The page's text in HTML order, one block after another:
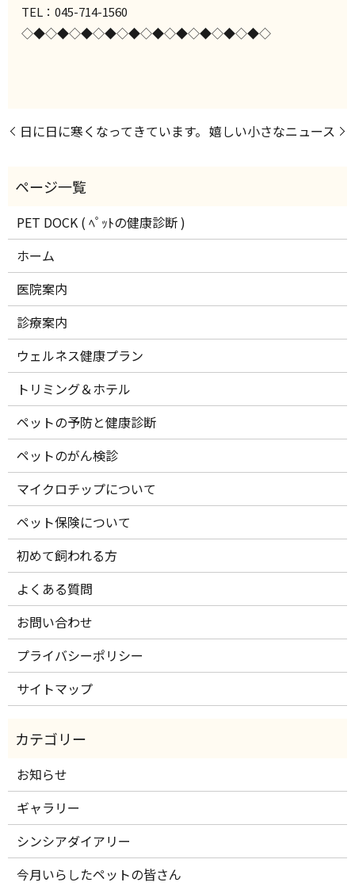
TEL：045-714-1560
◇◆◇◆◇◆◇◆◇◆◇◆◇◆◇◆◇◆◇◆◇
日に日に寒くなってきています。 嬉しい小さなニュース
PET DOCK ( ﾍﾟｯﾄの健康診断 )
ホーム
医院案内
診療案内
ウェルネス健康プラン
トリミング＆ホテル
ペットの予防と健康診断
ペットのがん検診
マイクロチップについて
ペット保険について
初めて飼われる方
よくある質問
お問い合わせ
プライバシーポリシー
サイトマップ
お知らせ
ギャラリー
シンシアダイアリー
今月いらしたペットの皆さん